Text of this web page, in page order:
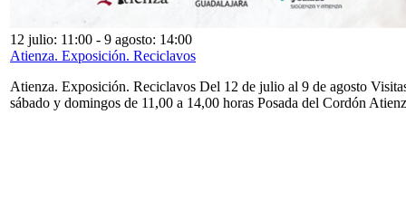
12 julio: 11:00 - 9 agosto: 14:00
Atienza. Exposición. Reciclavos
Atienza. Exposición. Reciclavos Del 12 de julio al 9 de agosto
sábado y domingos de 11,00 a 14,00 horas Posada del Cordón